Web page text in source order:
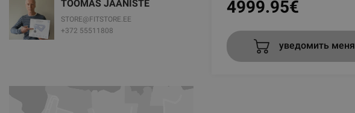
TOOMAS JAANISTE
STORE@FITSTORE.EE
+372 55511808
4999.95€
уведомить меня